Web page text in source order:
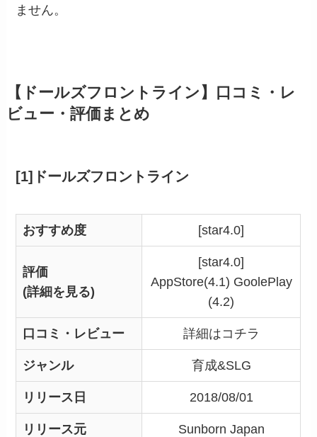
ません。
【ドールズフロントライン】口コミ・レ
ビュー・評価まとめ
[1]ドールズフロントライン
おすすめ度 [star4.0]
評価
(詳細を見る)
[star4.0]
AppStore(4.1) GoolePlay
(4.2)
口コミ・レビュー 詳細はコチラ
ジャンル 育成&SLG
リリース日 2018/08/01
リリース元 Sunborn Japan